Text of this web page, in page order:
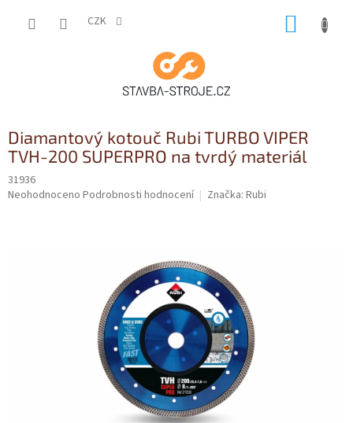
CZK
Diamantový kotouč Rubi TURBO VIPER
TVH-200 SUPERPRO na tvrdý materiál
31936
Průměrné
Neohodnoceno Podrobnosti hodnocení Značka: Rubi